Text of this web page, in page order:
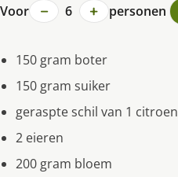
Voor − 6 + personen
150 gram boter
150 gram suiker
geraspte schil van 1 citroen
2 eieren
200 gram bloem